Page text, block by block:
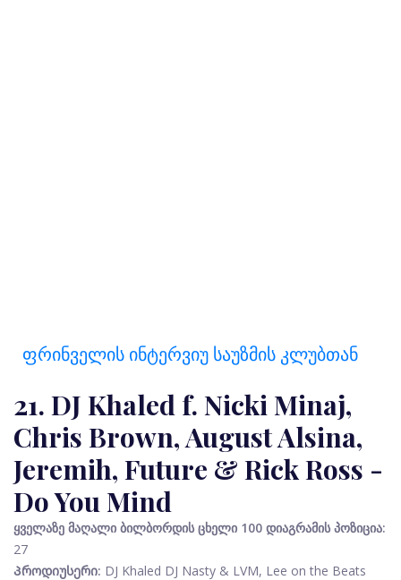
Ფრინველის Ინტერვიუ Საუზმის Კლუბთან
21. DJ Khaled f. Nicki Minaj,
Chris Brown, August Alsina,
Jeremih, Future & Rick Ross -
Do You Mind
ყველაზე მაღალი ბილბორდის ცხელი 100 დიაგრამის პოზიცია:
27
Პროდიუსერი: DJ Khaled DJ Nasty & LVM, Lee on the Beats